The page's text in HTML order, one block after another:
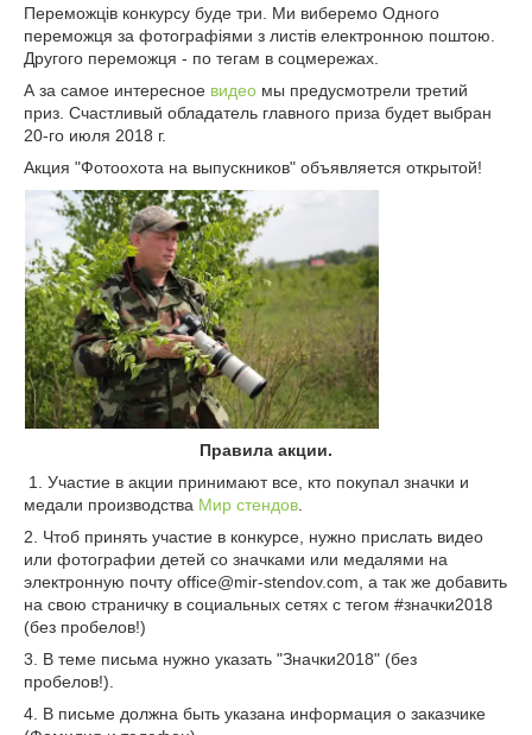
Переможців конкурсу буде три. Ми виберемо Одного
переможця за фотографіями з листів електронною поштою.
Другого переможця - по тегам в соцмережах.
А за самое интересное видео мы предусмотрели третий
приз. Счастливый обладатель главного приза будет выбран
20-го июля 2018 г.
Акция "Фотоохота на выпускников" объявляется открытой!
Правила акции.
1. Участие в акции принимают все, кто покупал значки и
медали производства Мир стендов.
2. Чтоб принять участие в конкурсе, нужно прислать видео
или фотографии детей со значками или медалями на
электронную почту office@mir-stendov.com, а так же добавить
на свою страничку в социальных сетях с тегом #значки2018
(без пробелов!)
3. В теме письма нужно указать "Значки2018" (без
пробелов!).
4. В письме должна быть указана информация о заказчике